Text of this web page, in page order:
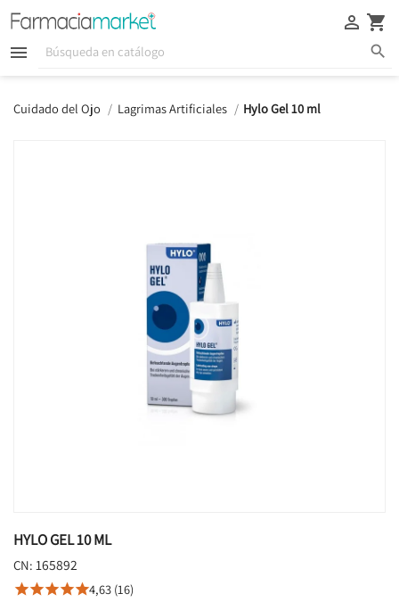
  
 
Cuidado del Ojo Lagrimas Artificiales Hylo Gel 10 ml
HYLO GEL 10 ML
CN: 165892
4,63 (16)